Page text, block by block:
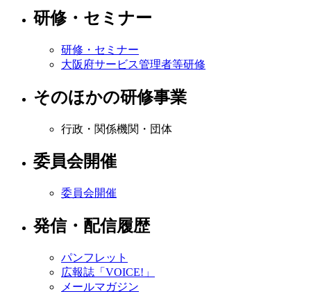
研修・セミナー
研修・セミナー
大阪府サービス管理者等研修
そのほかの研修事業
行政・関係機関・団体
委員会開催
委員会開催
発信・配信履歴
パンフレット
広報誌「VOICE!」
メールマガジン